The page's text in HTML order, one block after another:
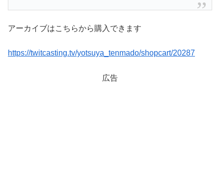
アーカイブはこちらから購入できます
https://twitcasting.tv/yotsuya_tenmado/shopcart/20287
広告